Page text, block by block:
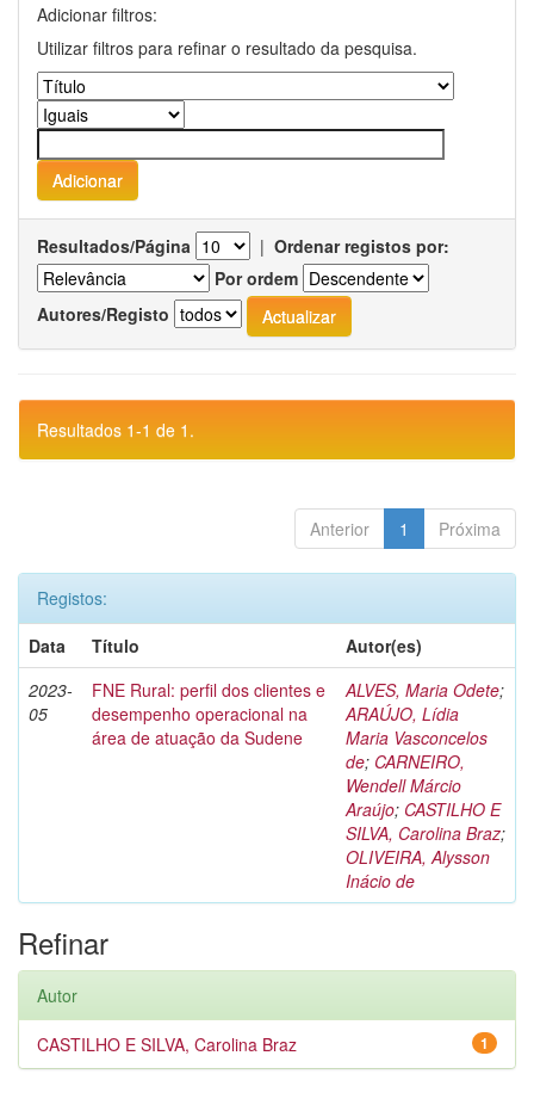
Adicionar filtros:
Utilizar filtros para refinar o resultado da pesquisa.
Resultados/Página | Ordenar registos por:
Por ordem
Autores/Registo
Resultados 1-1 de 1.
Anterior 1 Próxima
Registos:
Data
Título
Autor(es)
2023-
05
FNE Rural: perfil dos clientes e
desempenho operacional na
área de atuação da Sudene
ALVES, Maria Odete;
ARAÚJO, Lídia
Maria Vasconcelos
de; CARNEIRO,
Wendell Márcio
Araújo; CASTILHO E
SILVA, Carolina Braz;
OLIVEIRA, Alysson
Inácio de
Refinar
Autor
1
CASTILHO E SILVA, Carolina Braz